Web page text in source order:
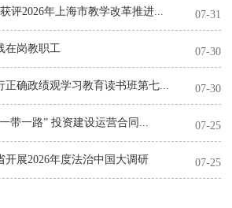
评2026年上海市教学改革推进... 07-31
在岗教职工 07-30
确政绩观学习教育读书班第七... 07-30
带一路” 投资建设运营合同... 07-25
展2026年度法治中国大调研 07-25